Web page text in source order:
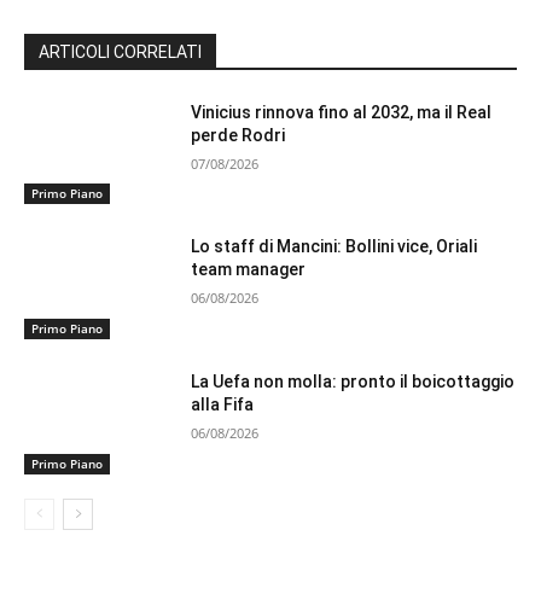
ARTICOLI CORRELATI
Primo Piano
Vinicius rinnova fino al 2032, ma il Real
perde Rodri
07/08/2026
Primo Piano
Lo staff di Mancini: Bollini vice, Oriali
team manager
06/08/2026
Primo Piano
La Uefa non molla: pronto il boicottaggio
alla Fifa
06/08/2026